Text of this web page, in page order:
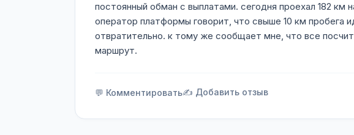
постоянный обман с выплатами. сегодня проехал 182 км
оператор платформы говорит, что свыше 10 км
отвратительно. к тому же сообщает мне, что все
маршрут.
💬 Комментировать✍️ Добавить отзыв